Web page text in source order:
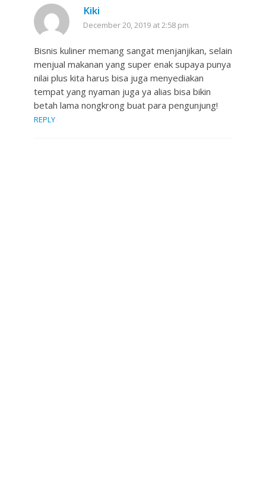
Kiki
December 20, 2019 at 2:58 pm
Bisnis kuliner memang sangat menjanjikan, selain
menjual makanan yang super enak supaya punya
nilai plus kita harus bisa juga menyediakan
tempat yang nyaman juga ya alias bisa bikin
betah lama nongkrong buat para pengunjung!
REPLY